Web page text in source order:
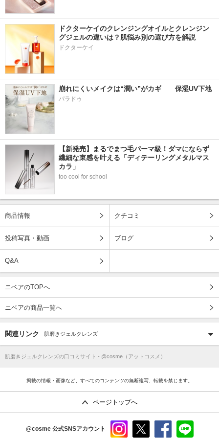
ドクターケイのクレンジングオイルとクレンジン
グジェルの違いは？肌悩み別の選び方を解説
ドクターケイ
崩れにくいメイクは“潤い”がカギ　　保湿UV下地
パラドゥ
【新発売】まるでまつ毛パーマ級！ダマにならず
繊細な束感を叶える「ディテーリングメタルマス
カラ」
too cool for school
商品情報 クチコミ
投稿写真・動画 ブログ
Q&A
ニベアのTOPへ
ニベアの商品一覧へ
関連リンク 肌磨きジェルクレンズ
肌磨きジェルクレンズの口コミサイト - @cosme（アットコスメ）
掲載の情報・画像など、すべてのコンテンツの無断複写、転載を禁じます。
ページトップへ
@cosme 公式SNSアカウント